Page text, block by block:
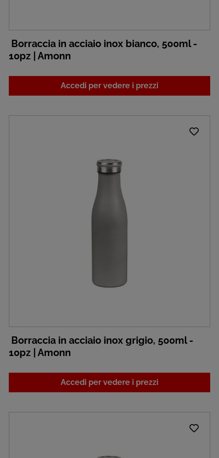
Borraccia in acciaio inox bianco, 500ml -
10pz | Amonn
Accedi per vedere i prezzi
Borraccia in acciaio inox grigio, 500ml -
10pz | Amonn
Accedi per vedere i prezzi